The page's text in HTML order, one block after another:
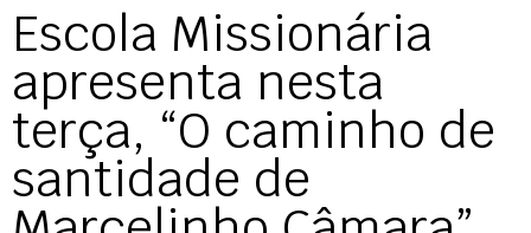
Escola Missionária
apresenta nesta
terça, “O caminho de
santidade de